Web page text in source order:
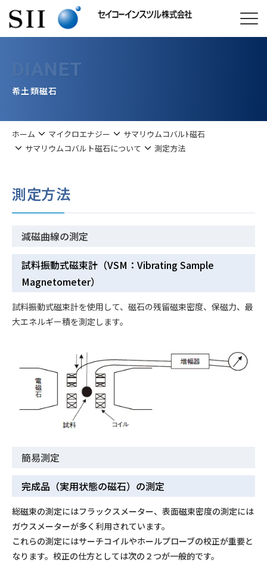
DIANET
希土類磁石
ホーム マイクロエナジー
サマリウムコバルﾄ磁石
サマリウムコバルト磁石について
測定方法
測定方法
減磁曲線の測定
試料振動式磁束計（VSM：Vibrating Sample
Magnetometer）
試料振動式磁束計を使用して、磁石の残留磁束密度、保磁力、最
大エネルギー積を測定します。
簡易測定
完成品（実用状態の磁石）の測定
総磁束の測定にはフラックスメーター、表面磁束密度の測定には
ガウスメーターが多く利用されています。
これらの測定にはサーチコイルやホールプローブの校正が重要と
なります。校正の仕方としては次の２つが一般的です。